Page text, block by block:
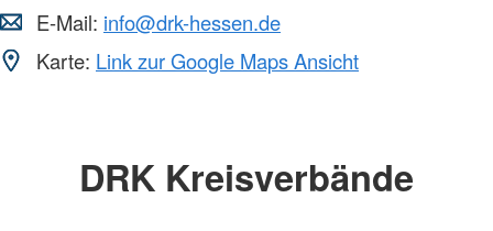
E-Mail: info@drk-hessen.de
Karte: Link zur Google Maps Ansicht
DRK Kreisverbände